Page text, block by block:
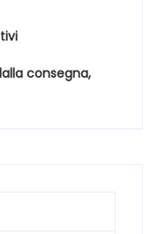
consegna,